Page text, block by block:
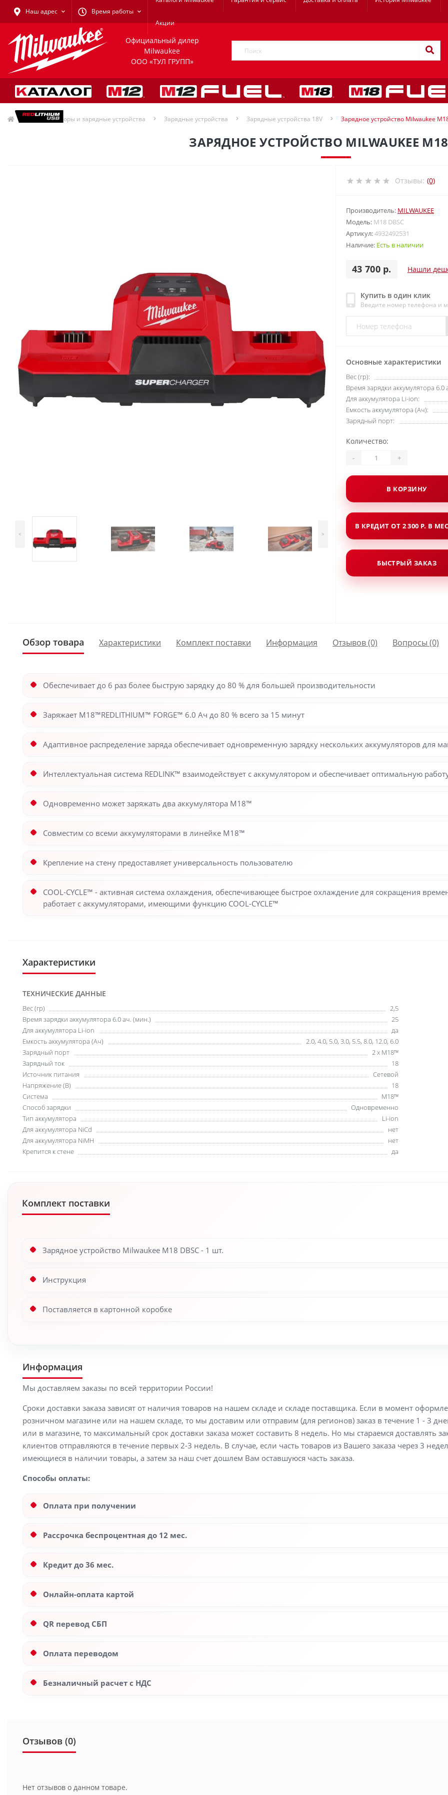
Наш адрес Время работы
Акции
Официальный дилер
Milwaukee
ООО «ТУЛ ГРУПП»
Аккумуляторы и зарядные устройства Зарядные устройства Зарядные устройства 18V Зарядное устройство Milwaukee
ЗАРЯДНОЕ УСТРОЙСТВО MILWAUKEE M18
< >
Отзывы: (0)
Производитель: MILWAUKEE
Модель: M18 DBSC
Артикул:4932492531
Наличие: Есть в наличии
43 700 р. Нашли
Купить в один клик
Введите номер телефона и
Основные характеристики
Вес (гр):
Время зарядки аккумулятора 6.0
Для аккумулятора Li-ion:
Емкость аккумулятора (Ач):
Зарядный порт:
Количество:
- +
В КОРЗИНУ
В КРЕДИТ ОТ 2 300 Р. В
БЫСТРЫЙ ЗАКАЗ
Обзор товара Характеристики Комплект поставки Информация Отзывов (0) Вопросы (0)
Обеспечивает до 6 раз более быструю зарядку до 80 % для большей производительности
Заряжает M18™REDLITHIUM™ FORGE™ 6.0 Ач до 80 % всего за 15 минут
Адаптивное распределение заряда обеспечивает одновременную зарядку нескольких аккумуляторов для
Интеллектуальная система REDLINK™ взаимодействует с аккумулятором и обеспечивает оптимальную
Одновременно может заряжать два аккумулятора M18™
Совместим со всеми аккумуляторами в линейке M18™
Крепление на стену предоставляет универсальность пользователю
COOL-CYCLE™ - активная система охлаждения, обеспечивающее быстрое охлаждение для сокращения
работает с аккумуляторами, имеющими функцию COOL-CYCLE™
Характеристики
ТЕХНИЧЕСКИЕ ДАННЫЕ
Вес (гр)
2,5
Время зарядки аккумулятора 6.0 ач. (мин.)
25
Для аккумулятора Li-ion
да
Емкость аккумулятора (Ач)
2.0, 4.0, 5.0, 3.0, 5.5, 8.0, 12.0, 6.0
Зарядный порт
2 x M18™
Зарядный ток
18
Источник питания
Сетевой
Напряжение (В)
18
Система
M18™
Способ зарядки
Одновременно
Тип аккумулятора
Li-ion
Для аккумулятора NiCd
нет
Для аккумулятора NiMH
нет
Крепится к стене
да
Комплект поставки
Зарядное устройство Milwaukee M18 DBSC - 1 шт.
Инструкция
Поставляется в картонной коробке
Информация
Мы доставляем заказы по всей территории России!
Сроки доставки заказа зависят от наличия товаров на нашем складе и складе поставщика. Если в момент
розничном магазине или на нашем складе, то мы доставим или отправим (для регионов) заказ в течение 1 - 3
или в магазине, то максимальный срок доставки заказа может составить 8 недель. Но мы стараемся доставлять
клиентов отправляются в течение первых 2-3 недель. В случае, если часть товаров из Вашего заказа через 3
имеющиеся в наличии товары, а затем за наш счет дошлем Вам оставшуюся часть заказа.
Способы оплаты:
Оплата при получении
Рассрочка беспроцентная до 12 мес.
Кредит до 36 мес.
Онлайн-оплата картой
QR перевод СБП
Оплата переводом
Безналичный расчет с НДС
Отзывов (0)
Нет отзывов о данном товаре.